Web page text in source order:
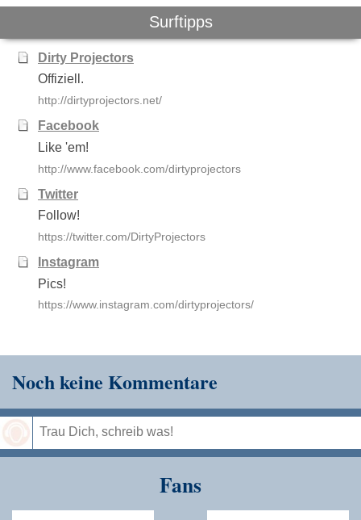
Surftipps
Dirty Projectors
Offiziell.
http://dirtyprojectors.net/
Facebook
Like 'em!
http://www.facebook.com/dirtyprojectors
Twitter
Follow!
https://twitter.com/DirtyProjectors
Instagram
Pics!
https://www.instagram.com/dirtyprojectors/
Noch keine Kommentare
Fans